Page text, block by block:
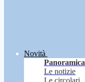
Novità
Panoramica
Le notizie